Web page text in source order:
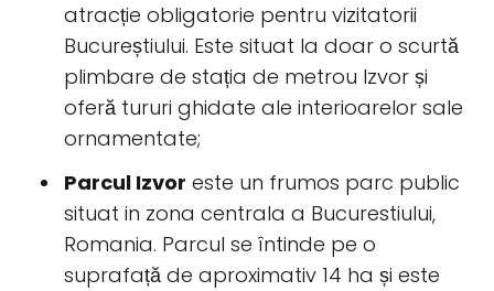
atracție obligatorie pentru vizitatorii
Bucureștiului. Este situat la doar o scurtă
plimbare de stația de metrou Izvor și
oferă tururi ghidate ale interioarelor sale
ornamentate;
Parcul Izvor este un frumos parc public
situat in zona centrala a Bucurestiului,
Romania. Parcul se întinde pe o
suprafață de aproximativ 14 ha și este